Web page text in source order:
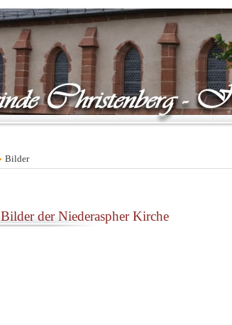
Bilder
Bilder der Niederaspher Kirche